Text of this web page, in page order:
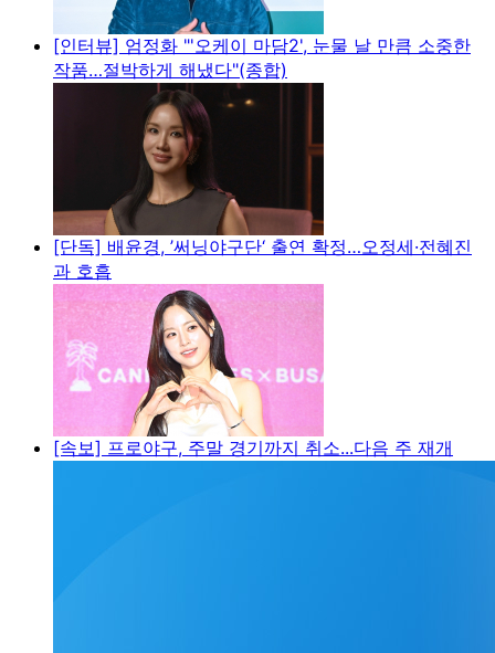
[인터뷰] 엄정화 "'오케이 마담2', 눈물 날 만큼 소중한
작품…절박하게 해냈다"(종합)
[단독] 배윤경, ’써닝야구단‘ 출연 확정…오정세·전혜진
과 호흡
[속보] 프로야구, 주말 경기까지 취소...다음 주 재개